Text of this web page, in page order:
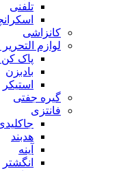
تلفنی
کانزاشی
لوازم
پاک کن
بادبزن
استیکر
گیره جفتی
فانتزی
هدبند
آینه
انگشتر